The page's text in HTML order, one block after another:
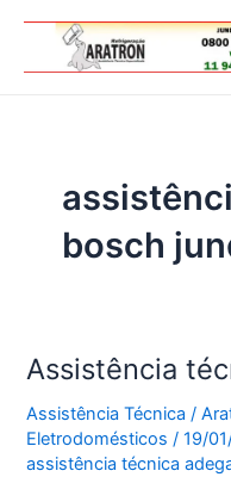
bosch
Assistência
Assistência Técnica /
Eletrodomésticos/19/
assistência técnica